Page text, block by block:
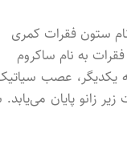
ستون فقرات کمری
به نام ساکروم
به یکدیگر، عصب
زانو پایان